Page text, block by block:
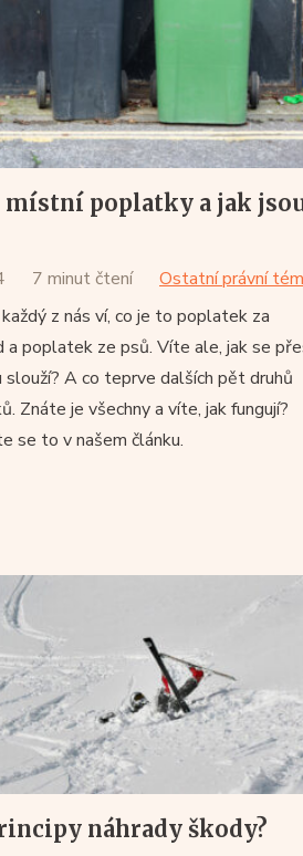
místní poplatky a jak
7 minut čtení
Ostatní právní
z nás ví, co je to poplatek za
a poplatek ze psů. Víte ale, jak se
slouží? A co teprve dalších pět druhů
Znáte je všechny a víte, jak fungují?
se to v našem článku.
náhrady škody?